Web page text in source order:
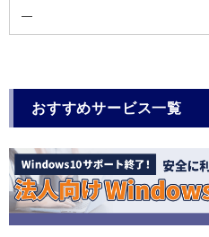
―
おすすめサービス一覧